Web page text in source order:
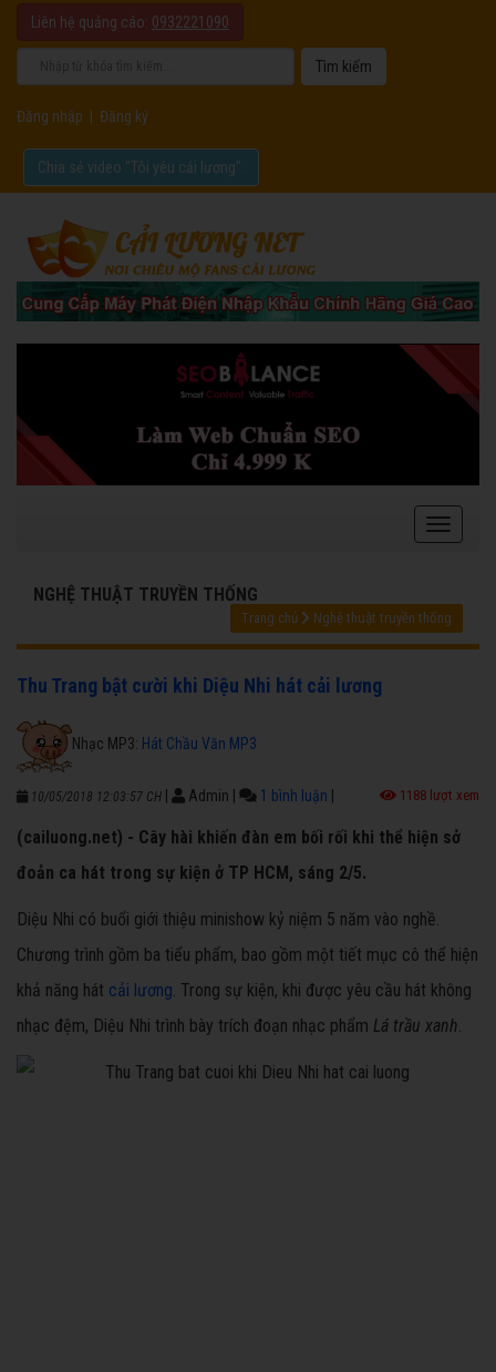
Liên hệ quảng cáo: 0932221090
Đăng nhập Đăng ký
Chia sẻ video "Tôi yêu cải lương".
NGHỆ THUẬT TRUYỀN THỐNG
Trang chủ Nghệ thuật truyền thống
Thu Trang bật cười khi Diệu Nhi hát cải lương
Nhạc MP3: Hát Chầu Văn MP3
10/05/2018 12:03:57 CH Admin 1 bình luận 1188 lượt xem
(cailuong.net) - Cây hài khiến đàn em bối rối khi thể hiện sở
đoản ca hát trong sự kiện ở TP HCM, sáng 2/5.
Diệu Nhi có buổi giới thiệu minishow kỷ niệm 5 năm vào nghề.
Chương trình gồm ba tiểu phẩm, bao gồm một tiết mục cô thể hiện
khả năng hát cải lương. Trong sự kiện, khi được yêu cầu hát không
nhạc đệm, Diệu Nhi trình bày trích đoạn nhạc phẩm Lá trầu xanh.